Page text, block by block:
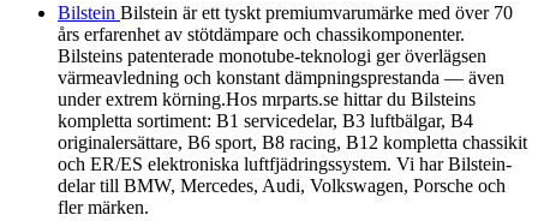
Bilstein Bilstein är ett tyskt premiumvarumärke med över 70
års erfarenhet av stötdämpare och chassikomponenter.
Bilsteins patenterade monotube-teknologi ger överlägsen
värmeavledning och konstant dämpningsprestanda — även
under extrem körning.Hos mrparts.se hittar du Bilsteins
kompletta sortiment: B1 servicedelar, B3 luftbälgar, B4
originalersättare, B6 sport, B8 racing, B12 kompletta chassikit
och ER/ES elektroniska luftfjädringssystem. Vi har Bilstein-
delar till BMW, Mercedes, Audi, Volkswagen, Porsche och
fler märken.